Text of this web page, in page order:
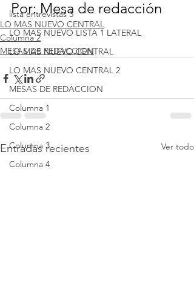
lista entrevistas 3
LO MAS NUEVO LISTA 1 LATERAL
LO MAS NUEVO CENTRAL
LO MAS NUEVO CENTRAL 2
MESAS DE REDACCION
Columna 1
Columna 2
Columna 3
Columna 4
Por: Mesa de redacción
LO MAS NUEVO CENTRAL
Columna 2
MESAS DE REDACCION
Entradas recientes Ver todo